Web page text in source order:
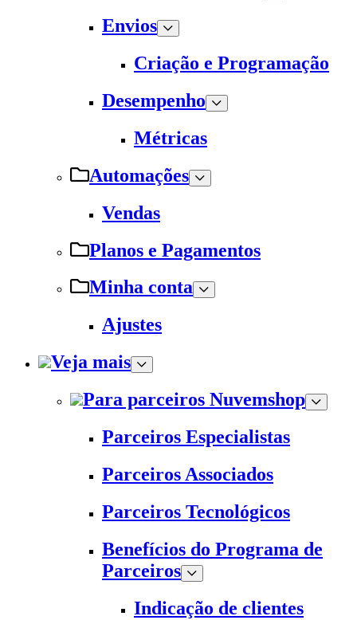
Envios
Criação e Programação
Desempenho
Métricas
Automações
Vendas
Planos e Pagamentos
Minha conta
Ajustes
Veja mais
Para parceiros Nuvemshop
Parceiros Especialistas
Parceiros Associados
Parceiros Tecnológicos
Benefícios do Programa de
Parceiros
Indicação de clientes